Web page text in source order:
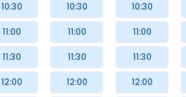
10:30
11:00
11:30
12:00
10:30
11:00
11:30
12:00
10:30
11:00
11:30
12:00